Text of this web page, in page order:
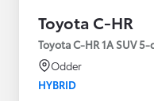
Toyota C-HR
Toyota C-HR 1A SUV
Odder
HYBRID